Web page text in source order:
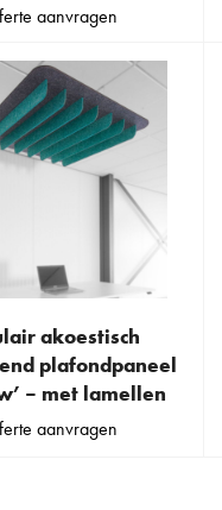
aanvragen
akoestisch
plafondpaneel
– met lamellen
aanvragen